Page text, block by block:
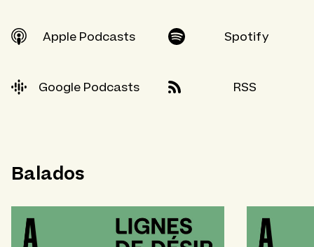
Apple Podcasts Spotify
Google Podcasts RSS
Balados